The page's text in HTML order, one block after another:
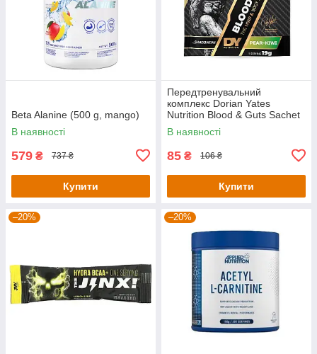
Beta Alanine (500 g, mango)
В наявності
579 ₴ 737 ₴
Купити
Передтренувальний
комплекс Dorian Yates
Nutrition Blood & Guts Sachet
— 19 g (Pear Kiwi)
В наявності
85 ₴ 106 ₴
Купити
–20% –20%